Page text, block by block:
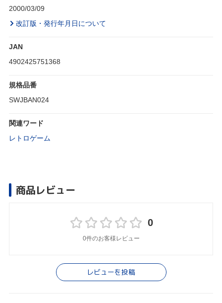
2000/03/09
改訂版・発行年月日について
JAN
4902425751368
規格品番
SWJBAN024
関連ワード
レトロゲーム
商品レビュー
0
0件のお客様レビュー
レビューを投稿